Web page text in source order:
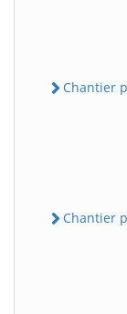
Chantier
Chantier